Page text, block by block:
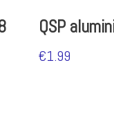
QSP
€1.99